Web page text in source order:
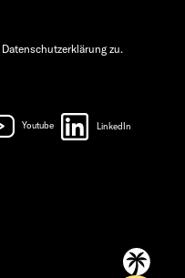
Datenschutzerklärung zu.
Youtube LinkedIn